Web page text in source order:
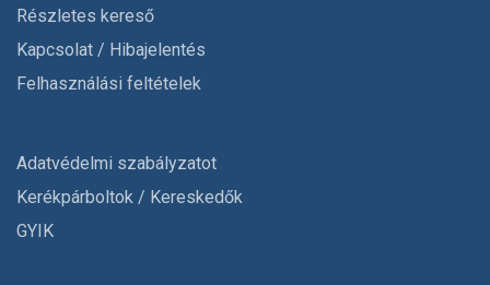
Részletes kereső
Kapcsolat / Hibajelentés
Felhasználási feltételek
Adatvédelmi szabályzatot
Kerékpárboltok / Kereskedők
GYIK